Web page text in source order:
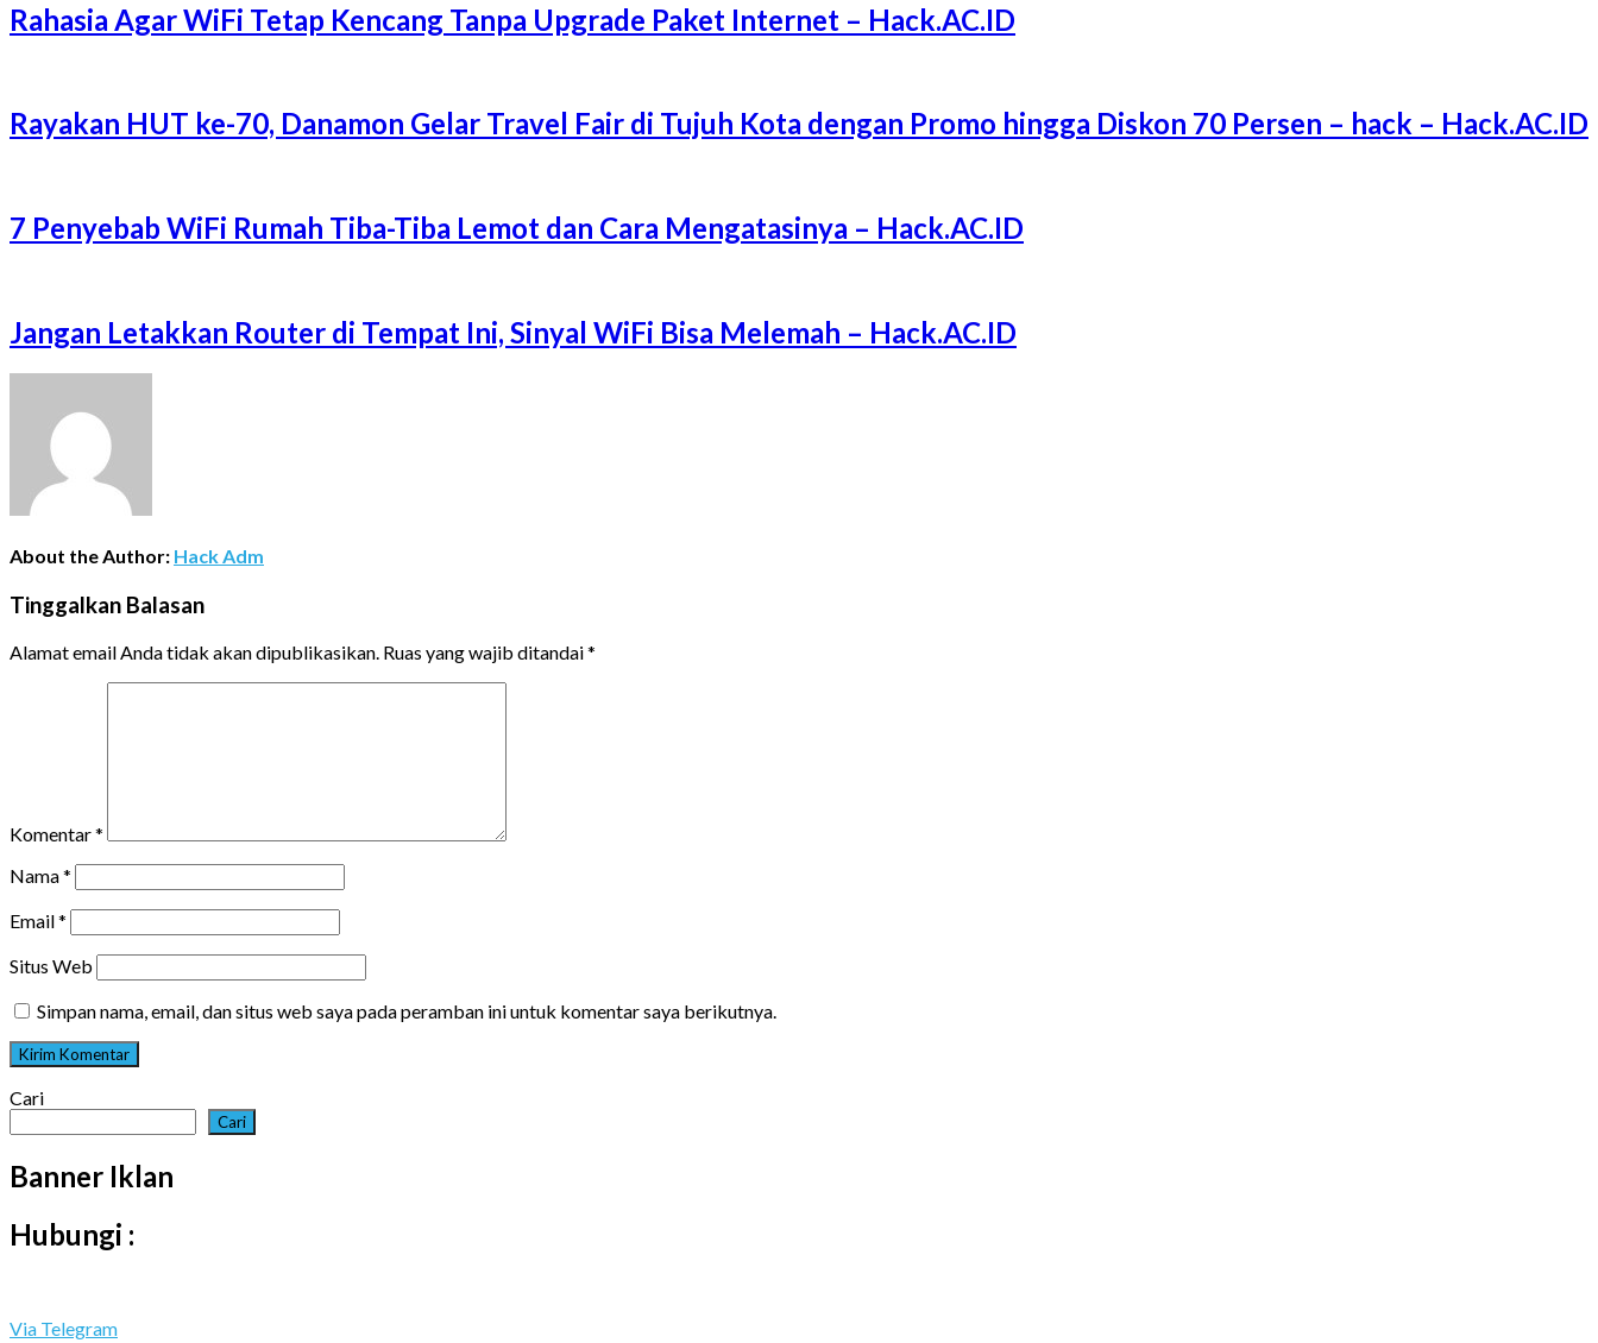
Rahasia Agar WiFi Tetap Kencang Tanpa Upgrade Paket Internet – Hack.AC.ID
Rayakan HUT ke-70, Danamon Gelar Travel Fair di Tujuh Kota dengan Promo hingga Diskon 70 Persen – hack – Hack.AC.ID
7 Penyebab WiFi Rumah Tiba-Tiba Lemot dan Cara Mengatasinya – Hack.AC.ID
Jangan Letakkan Router di Tempat Ini, Sinyal WiFi Bisa Melemah – Hack.AC.ID
About the Author: Hack Adm
Tinggalkan Balasan
Alamat email Anda tidak akan dipublikasikan. Ruas yang wajib ditandai*
Komentar*
Nama*
Email*
Situs Web
Simpan nama, email, dan situs web saya pada peramban ini untuk komentar saya berikutnya.
Cari
Cari
Banner Iklan
Hubungi :
Via Telegram